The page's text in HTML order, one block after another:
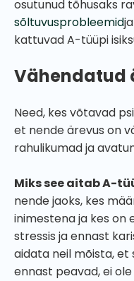
osutunud tõhusaks
sõltuvusprobleemidja
kattuvad A-tüüpi
Vähendatud
Need, kes võtavad
et nende ärevus on
rahulikumad ja
Miks see aitab A-
nende jaoks, kes
inimestena ja kes on
stressis ja ennast
aidata neil mõista, et
ennast peavad, ei ole